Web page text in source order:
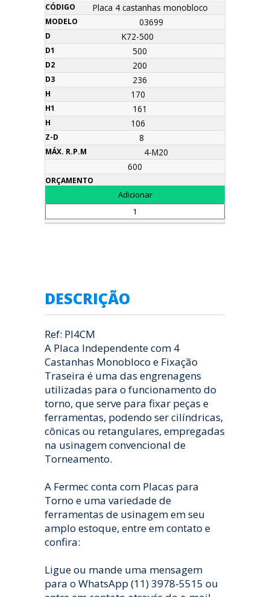
Placa 4 castanhas monobloco
03699
K72-500
500
200
236
170
161
106
8
4-M20
600
DESCRIÇÃO
Ref: PI4CM
A Placa Independente com 4
Castanhas Monobloco e Fixação
Traseira é uma das engrenagens
utilizadas para o funcionamento do
torno, que serve para fixar peças e
ferramentas, podendo ser cilíndricas,
cônicas ou retangulares, empregadas
na usinagem convencional de
Torneamento.
A Fermec conta com Placas para
Torno e uma variedade de
ferramentas de usinagem em seu
amplo estoque, entre em contato e
confira:
Ligue ou mande uma mensagem
para o WhatsApp (11) 3978-5515 ou